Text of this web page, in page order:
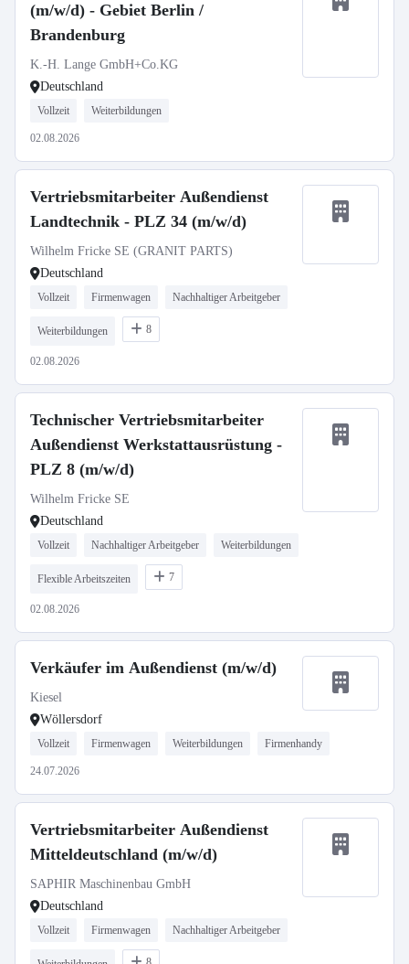
(m/w/d) - Gebiet Berlin /
Brandenburg
K.-H. Lange GmbH+Co.KG
Deutschland
Vollzeit Weiterbildungen
02.08.2026
Vertriebsmitarbeiter Außendienst
Landtechnik - PLZ 34 (m/w/d)
Wilhelm Fricke SE (GRANIT PARTS)
Deutschland
Vollzeit Firmenwagen Nachhaltiger Arbeitgeber
Weiterbildungen 8
02.08.2026
Technischer Vertriebsmitarbeiter
Außendienst Werkstattausrüstung -
PLZ 8 (m/w/d)
Wilhelm Fricke SE
Deutschland
Vollzeit Nachhaltiger Arbeitgeber Weiterbildungen
Flexible Arbeitszeiten 7
02.08.2026
Verkäufer im Außendienst (m/w/d)
Kiesel
Wöllersdorf
Vollzeit Firmenwagen Weiterbildungen Firmenhandy
24.07.2026
Vertriebsmitarbeiter Außendienst
Mitteldeutschland (m/w/d)
SAPHIR Maschinenbau GmbH
Deutschland
Vollzeit Firmenwagen Nachhaltiger Arbeitgeber